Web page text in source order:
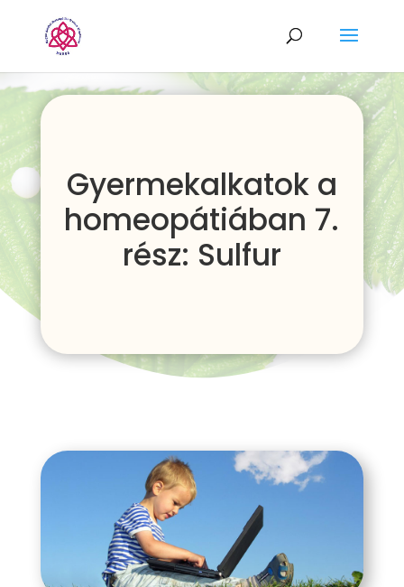
Gyermekalkatok a
homeopátiában 7.
rész: Sulfur